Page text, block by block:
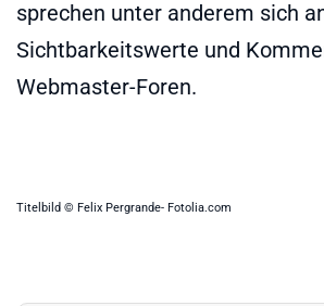
sprechen unter anderem sich
Sichtbarkeitswerte und
Webmaster-Foren.
Titelbild © Felix Pergrande- Fotolia.com